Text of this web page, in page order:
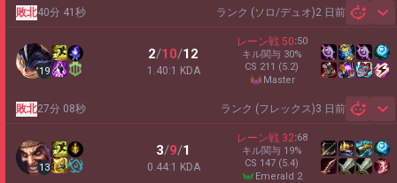
ランク (ソロ/デュオ)2 日前
敗北40分 41秒
19
2/10/12
1.40:1 KDA
レーン戦 50:50
キル関与 30%
CS 211 (5.2)
master
ランク (フレックス)3 日前
敗北27分 08秒
13
3/9/1
0.44:1 KDA
レーン戦 32:68
キル関与 19%
CS 147 (5.4)
emerald 2